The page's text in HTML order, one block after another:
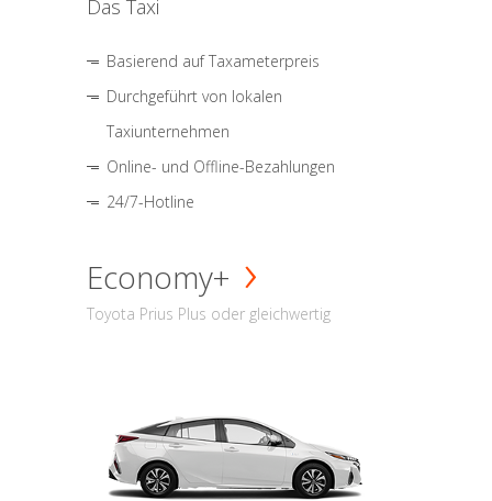
Das Taxi
Basierend auf Taxameterpreis
Durchgeführt von lokalen
Taxiunternehmen
Online- und Offline-Bezahlungen
24/7-Hotline
Economy+
Toyota Prius Plus oder gleichwertig